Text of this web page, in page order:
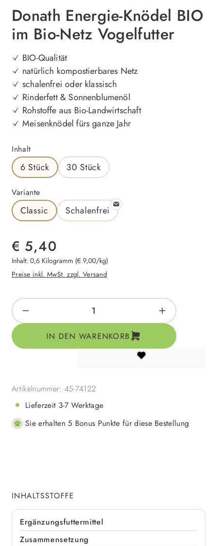
Donath Energie-Knödel BIO
im Bio-Netz Vogelfutter
BIO-Qualität
natürlich kompostierbares Netz
schalenfrei oder klassisch
Rinderfett & Sonnenblumenöl
Rohstoffe aus Bio-Landwirtschaft
Meisenknödel fürs ganze Jahr
Inhaltauswählen
6 Stück 30 Stück
Variante
Classic Schalenfrei
€ 5,40
Inhalt: 0,6 Kilogramm (€ 9,00/kg)
Preise inkl. MwSt. zzgl. Versand
Produkt Anzahl: Gib den gewünschten
IN DEN WARENKORB
Artikelnummer: 45-74122
Lieferzeit 3-7 Werktage
Sie erhalten 5 Bonus Punkte für diese Bestellung
INHALTSSTOFFE
Ergänzungsfuttermittel
Zusammensetzung